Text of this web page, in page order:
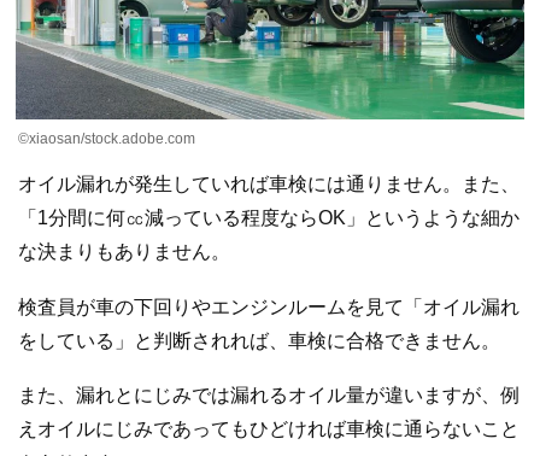
©xiaosan/stock.adobe.com
オイル漏れが発生していれば車検には通りません。また、
「1分間に何㏄減っている程度ならOK」というような細か
な決まりもありません。
検査員が車の下回りやエンジンルームを見て「オイル漏れ
をしている」と判断されれば、車検に合格できません。
また、漏れとにじみでは漏れるオイル量が違いますが、例
えオイルにじみであってもひどければ車検に通らないこと